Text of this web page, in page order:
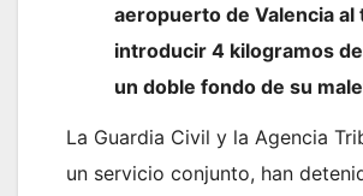
aeropuerto de Valencia al
introducir 4 kilogramos
un doble fondo de su
La Guardia Civil y la Agencia
un servicio conjunto, han